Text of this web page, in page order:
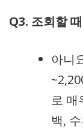
Q3. 조회할
아니
로 매
백,